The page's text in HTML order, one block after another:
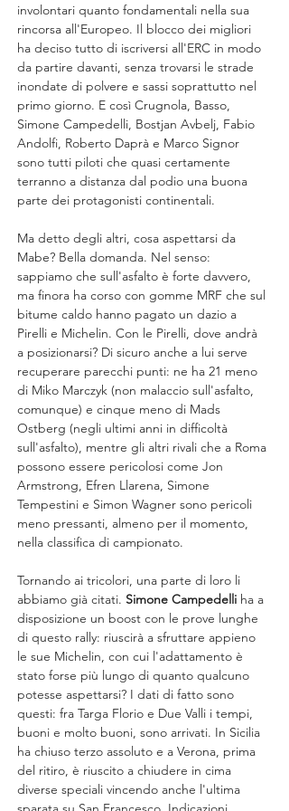
involontari quanto fondamentali nella sua
rincorsa all'Europeo. Il blocco dei migliori
ha deciso tutto di iscriversi all'ERC in modo
da partire davanti, senza trovarsi le strade
inondate di polvere e sassi soprattutto nel
primo giorno. E così Crugnola, Basso,
Simone Campedelli, Bostjan Avbelj, Fabio
Andolfi, Roberto Daprà e Marco Signor
sono tutti piloti che quasi certamente
terranno a distanza dal podio una buona
parte dei protagonisti continentali.
Ma detto degli altri, cosa aspettarsi da
Mabe? Bella domanda. Nel senso:
sappiamo che sull'asfalto è forte davvero,
ma finora ha corso con gomme MRF che sul
bitume caldo hanno pagato un dazio a
Pirelli e Michelin. Con le Pirelli, dove andrà
a posizionarsi? Di sicuro anche a lui serve
recuperare parecchi punti: ne ha 21 meno
di Miko Marczyk (non malaccio sull'asfalto,
comunque) e cinque meno di Mads
Ostberg (negli ultimi anni in difficoltà
sull'asfalto), mentre gli altri rivali che a Roma
possono essere pericolosi come Jon
Armstrong, Efren Llarena, Simone
Tempestini e Simon Wagner sono pericoli
meno pressanti, almeno per il momento,
nella classifica di campionato.
Tornando ai tricolori, una parte di loro li
abbiamo già citati. Simone Campedelli ha a
disposizione un boost con le prove lunghe
di questo rally: riuscirà a sfruttare appieno
le sue Michelin, con cui l'adattamento è
stato forse più lungo di quanto qualcuno
potesse aspettarsi? I dati di fatto sono
questi: fra Targa Florio e Due Valli i tempi,
buoni e molto buoni, sono arrivati. In Sicilia
ha chiuso terzo assoluto e a Verona, prima
del ritiro, è riuscito a chiudere in cima
diverse speciali vincendo anche l'ultima